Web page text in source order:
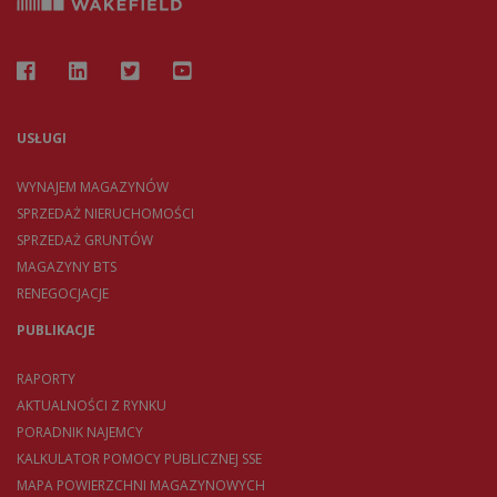
USŁUGI
WYNAJEM MAGAZYNÓW
SPRZEDAŻ NIERUCHOMOŚCI
SPRZEDAŻ GRUNTÓW
MAGAZYNY BTS
RENEGOCJACJE
PUBLIKACJE
RAPORTY
AKTUALNOŚCI Z RYNKU
PORADNIK NAJEMCY
KALKULATOR POMOCY PUBLICZNEJ SSE
MAPA POWIERZCHNI MAGAZYNOWYCH